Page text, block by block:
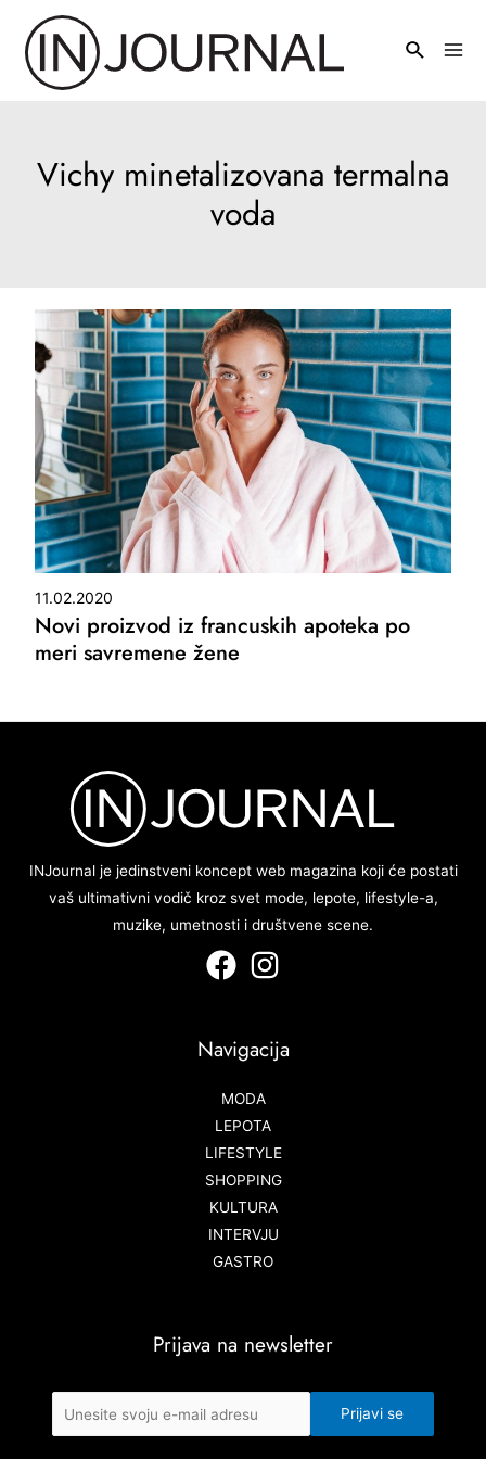
sadržaj
Vichy minetalizovana termalna
voda
11.02.2020
Novi proizvod iz francuskih apoteka po
meri savremene žene
INJournal je jedinstveni koncept web magazina koji će postati
vaš ultimativni vodič kroz svet mode, lepote, lifestyle-a,
muzike, umetnosti i društvene scene.
Navigacija
MODA
LEPOTA
LIFESTYLE
SHOPPING
KULTURA
INTERVJU
GASTRO
Prijava na newsletter